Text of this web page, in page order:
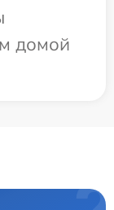
домой